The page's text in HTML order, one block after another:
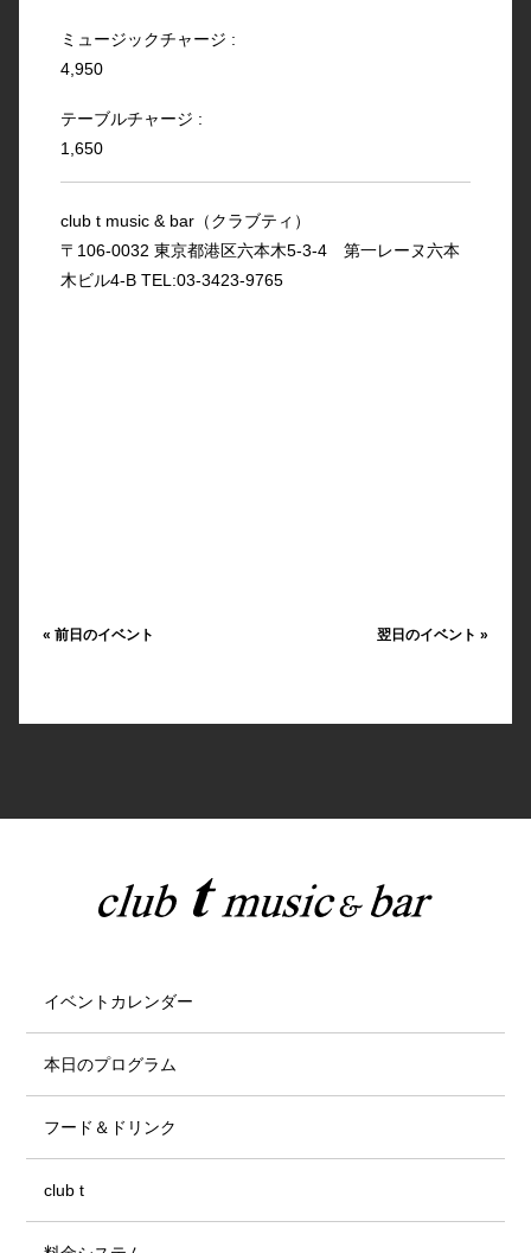
ミュージックチャージ :
4,950
テーブルチャージ :
1,650
club t music & bar（クラブティ）
〒106-0032 東京都港区六本木5-3-4 第一レーヌ六本
木ビル4-B TEL:03-3423-9765
« 前日のイベント 翌日のイベント»
イベントカレンダー
本日のプログラム
フード＆ドリンク
club t